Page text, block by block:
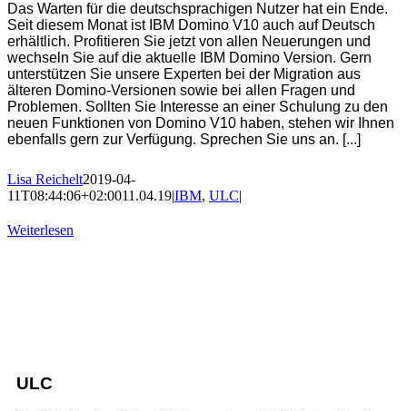
Das Warten für die deutschsprachigen Nutzer hat ein Ende.
Seit diesem Monat ist IBM Domino V10 auch auf Deutsch
erhältlich. Profitieren Sie jetzt von allen Neuerungen und
wechseln Sie auf die aktuelle IBM Domino Version. Gern
unterstützen Sie unsere Experten bei der Migration aus
älteren Domino-Versionen sowie bei allen Fragen und
Problemen. Sollten Sie Interesse an einer Schulung zu den
neuen Funktionen von Domino V10 haben, stehen wir Ihnen
ebenfalls gern zur Verfügung. Sprechen Sie uns an. [...]
Lisa Reichelt2019-04-
11T08:44:06+02:0011.04.19|IBM, ULC|
Weiterlesen
ULC